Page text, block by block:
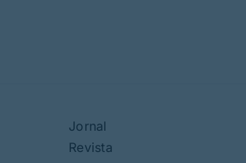
Jornal
Revista